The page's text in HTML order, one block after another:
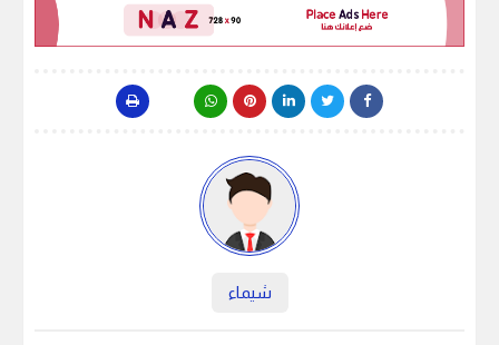
شيماء